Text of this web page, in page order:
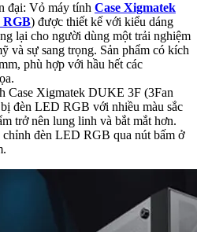
đại: Vỏ máy tính Case Xigmatek
RGB) được thiết kế với kiểu dáng
lại cho người dùng một trải nghiệm
và sự sang trọng. Sản phẩm có kích
phù hợp với hầu hết các
Case Xigmatek DUKE 3F (3Fan
đèn LED RGB với nhiều màu sắc
trở nên lung linh và bắt mắt hơn.
đèn LED RGB qua nút bấm ở